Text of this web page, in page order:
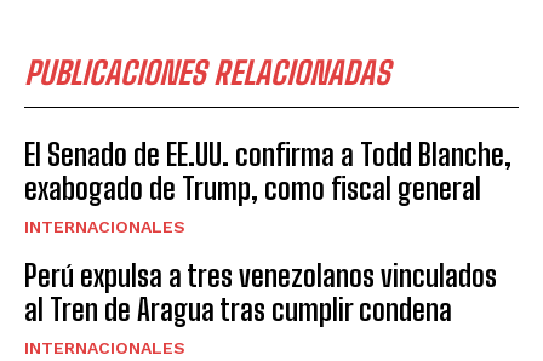
PUBLICACIONES RELACIONADAS
El Senado de EE.UU. confirma a Todd Blanche,
exabogado de Trump, como fiscal general
INTERNACIONALES
Perú expulsa a tres venezolanos vinculados
al Tren de Aragua tras cumplir condena
INTERNACIONALES